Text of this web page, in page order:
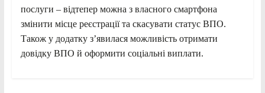
послуги – відтепер можна з власного смартфона
змінити місце реєстрації та скасувати статус ВПО.
Також у додатку з’явилася можливість отримати
довідку ВПО й оформити соціальні виплати.